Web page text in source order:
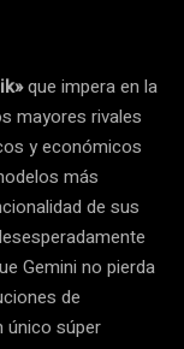
que impera en la
mayores rivales
y económicos
más
de sus
Gemini no pierda
de
único súper